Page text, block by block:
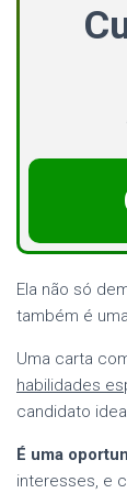
Ela não só
também é
Uma carta
habilidades
candidato
É uma
interesses, e